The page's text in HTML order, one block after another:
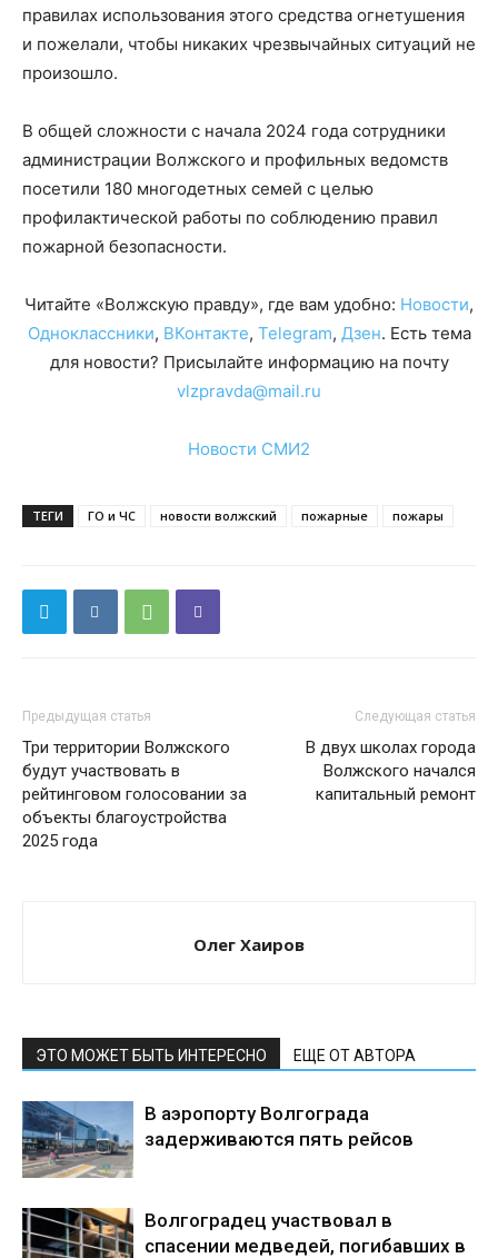
правилах использования этого средства огнетушения
и пожелали, чтобы никаких чрезвычайных ситуаций не
произошло.
В общей сложности с начала 2024 года сотрудники
администрации Волжского и профильных ведомств
посетили 180 многодетных семей с целью
профилактической работы по соблюдению правил
пожарной безопасности.
Читайте «Волжскую правду», где вам удобно: Новости,
Одноклассники, ВКонтакте, Telegram, Дзен. Есть тема
для новости? Присылайте информацию на почту
vlzpravda@mail.ru
Новости СМИ2
ТЕГИ ГО и ЧС новости волжский пожарные пожары
Предыдущая статья
Три территории Волжского
будут участвовать в
рейтинговом голосовании за
объекты благоустройства
2025 года
Следующая статья
В двух школах города
Волжского начался
капитальный ремонт
Олег Хаиров
ЭТО МОЖЕТ БЫТЬ ИНТЕРЕСНО ЕЩЕ ОТ АВТОРА
В аэропорту Волгограда
задерживаются пять рейсов
Волгоградец участвовал в
спасении медведей, погибавших в